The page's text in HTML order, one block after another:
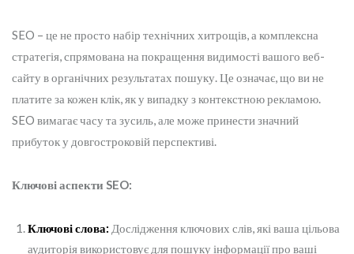
SEO – це не просто набір технічних хитрощів, а комплексна
стратегія, спрямована на покращення видимості вашого веб-
сайту в органічних результатах пошуку. Це означає, що ви не
платите за кожен клік, як у випадку з контекстною рекламою.
SEO вимагає часу та зусиль, але може принести значний
прибуток у довгостроковій перспективі.
Ключові аспекти SEO:
Ключові слова: Дослідження ключових слів, які ваша цільова
аудиторія використовує для пошуку інформації про ваші